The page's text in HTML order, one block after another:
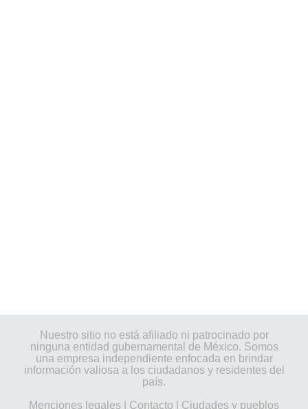
Nuestro sitio no está afiliado ni patrocinado por
ninguna entidad gubernamental de México. Somos
una empresa independiente enfocada en brindar
información valiosa a los ciudadanos y residentes del
país.
Menciones legales
Contacto Ciudades y pueblos